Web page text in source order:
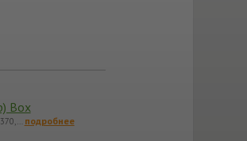
Box
подробнее